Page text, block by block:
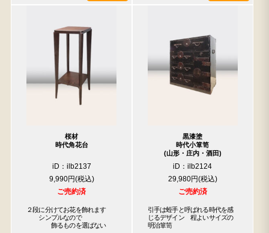
桜材
時代角花台
iD：ilb2137
9,990円
ご売約済
２段に分けてお花を飾れます
シンプルなので
飾るものを選ばない
黒漆塗
時代小箪笥
(山形・庄内・酒田)
iD：ilb2124
29,980円
ご売約済
引手は蛭手と呼ばれる時代を感
じるデザイン　程よいサイズの
明治箪笥